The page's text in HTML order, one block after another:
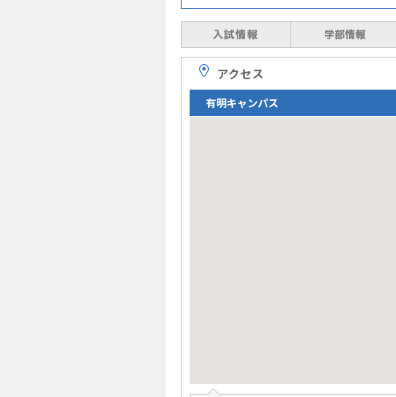
アクセス
有明キャンパス